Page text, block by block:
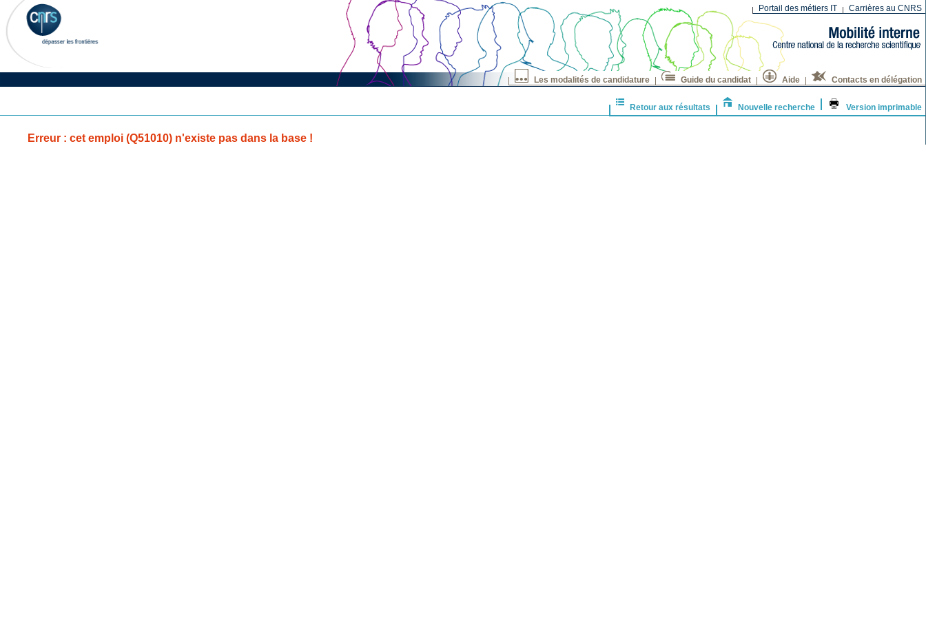
Portail des métiers IT Carrières au CNRS
Les modalités de candidature Guide du candidat Aide Contacts en délégation
Retour aux résultats Nouvelle recherche Version imprimable
Erreur : cet emploi (Q51010) n'existe pas dans la base !